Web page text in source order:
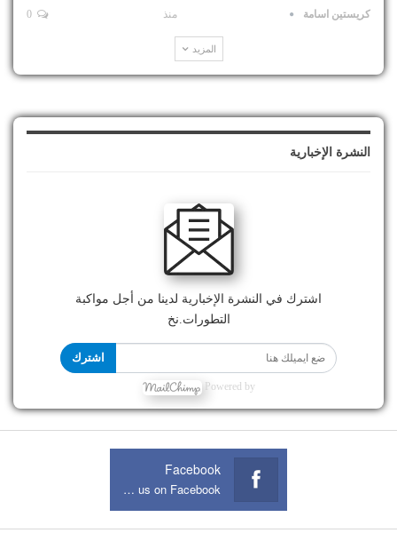
كريستين اسامة منذ
المزيد
النشرة الإخبارية
اشترك في النشرة الإخبارية لدينا من أجل مواكبة
التطورات.نخ
اشترك
Powered by
Facebook
Join us on Facebook